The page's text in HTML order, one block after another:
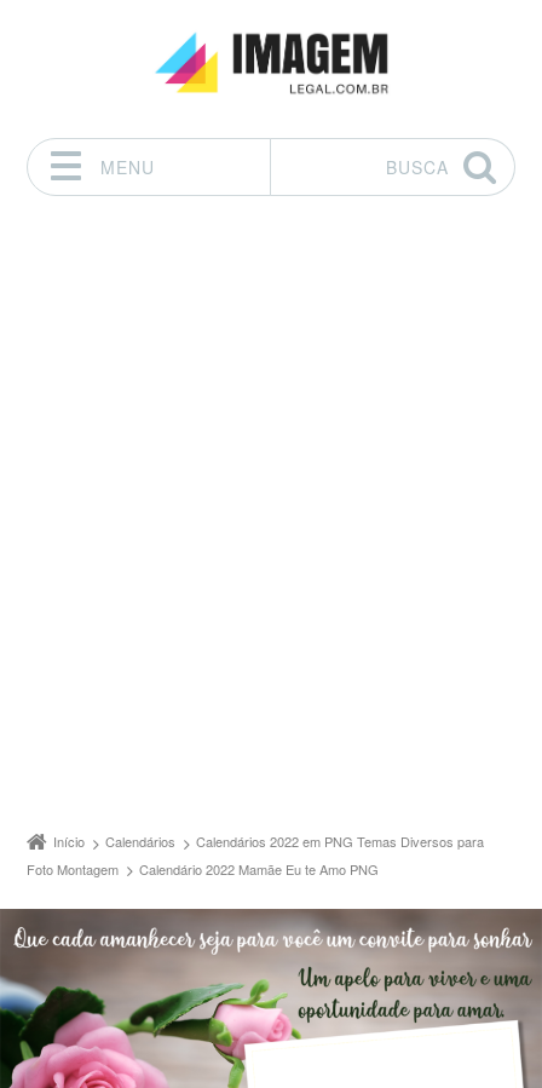
MENU
BUSCA
Início Calendários
Calendários 2022 em PNG Temas Diversos para
Foto Montagem
Calendário 2022 Mamãe Eu te Amo PNG